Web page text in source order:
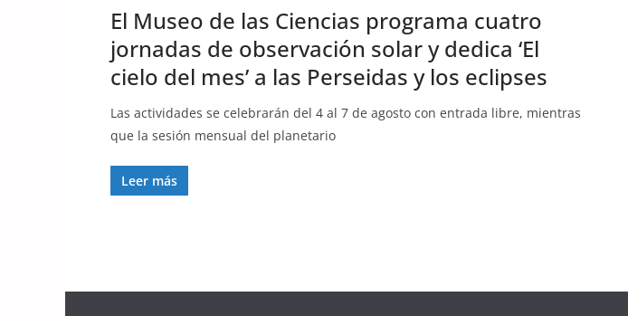
El Museo de las Ciencias programa cuatro
jornadas de observación solar y dedica ‘El
cielo del mes’ a las Perseidas y los eclipses
Las actividades se celebrarán del 4 al 7 de agosto con entrada libre, mientras
que la sesión mensual del planetario
Leer más